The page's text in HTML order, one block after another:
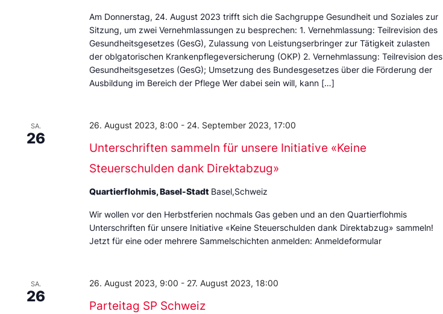
Am Donnerstag, 24. August 2023 trifft sich die Sachgruppe Gesundheit und Soziales zur
Sitzung, um zwei Vernehmlassungen zu besprechen: 1. Vernehmlassung: Teilrevision des
Gesundheitsgesetzes (GesG), Zulassung von Leistungserbringer zur Tätigkeit zulasten
der oblgatorischen Krankenpflegeversicherung (OKP) 2. Vernehmlassung: Teilrevision des
Gesundheitsgesetzes (GesG); Umsetzung des Bundesgesetzes über die Förderung der
Ausbildung im Bereich der Pflege Wer dabei sein will, kann […]
SA.
26
Unterschriften sammeln für unsere Initiative «Keine
Steuerschulden dank Direktabzug»
26. August 2023, 8:00 - 24. September 2023, 17:00
Quartierflohmis, Basel-Stadt Basel,Schweiz
Wir wollen vor den Herbstferien nochmals Gas geben und an den Quartierflohmis
Unterschriften für unsere Initiative «Keine Steuerschulden dank Direktabzug» sammeln!
Jetzt für eine oder mehrere Sammelschichten anmelden: Anmeldeformular
SA.
26
Parteitag SP Schweiz
26. August 2023, 9:00 - 27. August 2023, 18:00